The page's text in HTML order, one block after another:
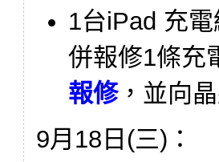
1台iPad 充
併報修1條充
報修，並向
9月18日(三)：